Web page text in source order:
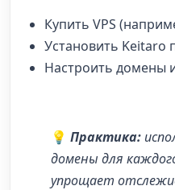
Купить VPS
Установить Keitaro
Настроить домены и
💡 Практика:
домены для
упрощает